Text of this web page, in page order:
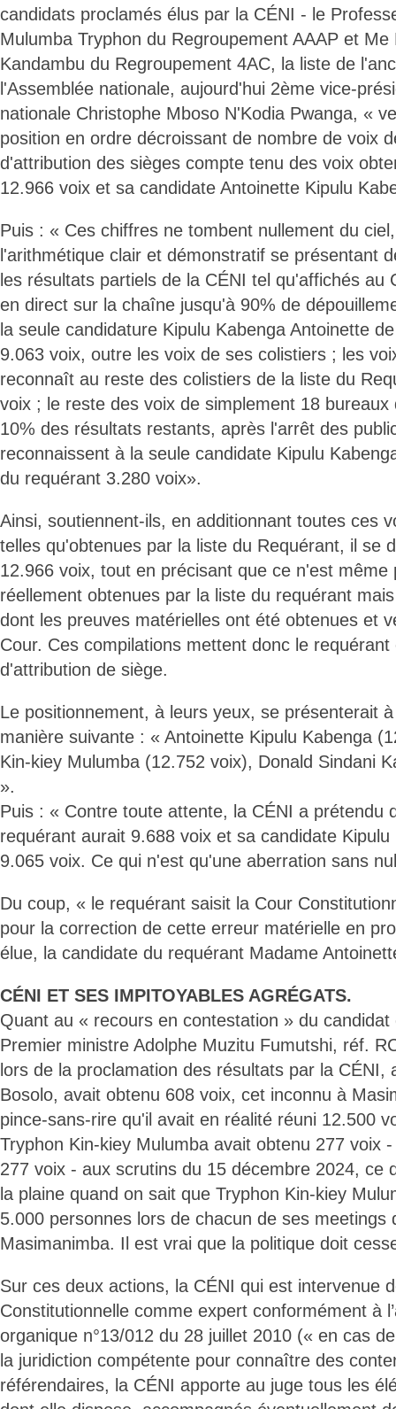
candidats proclamés élus par la CÉNI - le
Mulumba Tryphon du Regroupement AAAP et Me
Kandambu du Regroupement 4AC, la liste de
l'Assemblée nationale, aujourd'hui 2ème vice-
nationale Christophe Mboso N'Kodia Pwanga, «
position en ordre décroissant de nombre de voix
d'attribution des sièges compte tenu des voix
12.966 voix et sa candidate Antoinette Kipulu
Puis : « Ces chiffres ne tombent nullement du
l'arithmétique clair et démonstratif se présentant
les résultats partiels de la CÉNI tel qu'affichés au
en direct sur la chaîne jusqu'à 90% de
la seule candidature Kipulu Kabenga Antoinette
9.063 voix, outre les voix de ses colistiers ; les
reconnaît au reste des colistiers de la liste du
voix ; le reste des voix de simplement 18
10% des résultats restants, après l'arrêt des
reconnaissent à la seule candidate Kipulu
du requérant 3.280 voix».
Ainsi, soutiennent-ils, en additionnant toutes ces
telles qu'obtenues par la liste du Requérant, il se
12.966 voix, tout en précisant que ce n'est même
réellement obtenues par la liste du requérant
dont les preuves matérielles ont été obtenues et
Cour. Ces compilations mettent donc le
d'attribution de siège.
Le positionnement, à leurs yeux, se présenterait
manière suivante : « Antoinette Kipulu Kabenga
Kin-kiey Mulumba (12.752 voix), Donald Sindani
».
Puis : « Contre toute attente, la CÉNI a prétendu
requérant aurait 9.688 voix et sa candidate
9.065 voix. Ce qui n'est qu'une aberration sans
Du coup, « le requérant saisit la Cour
pour la correction de cette erreur matérielle en
élue, la candidate du requérant Madame
CÉNI ET SES IMPITOYABLES AGRÉGATS.
Quant au « recours en contestation » du
Premier ministre Adolphe Muzitu Fumutshi, réf.
lors de la proclamation des résultats par la CÉNI,
Bosolo, avait obtenu 608 voix, cet inconnu à
pince-sans-rire qu'il avait en réalité réuni 12.500
Tryphon Kin-kiey Mulumba avait obtenu 277 voix
277 voix - aux scrutins du 15 décembre 2024, ce
la plaine quand on sait que Tryphon Kin-kiey
5.000 personnes lors de chacun de ses meetings
Masimanimba. Il est vrai que la politique doit
Sur ces deux actions, la CÉNI qui est intervenue
Constitutionnelle comme expert conformément à
organique n°13/012 du 28 juillet 2010 (« en cas
la juridiction compétente pour connaître des
référendaires, la CÉNI apporte au juge tous les